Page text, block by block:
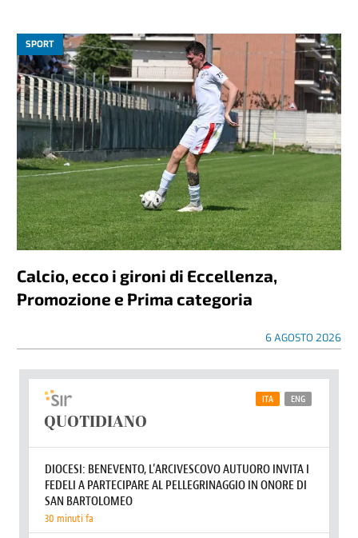
SPORT
Calcio, ecco i gironi di Eccellenza,
Promozione e Prima categoria
6 AGOSTO 2026